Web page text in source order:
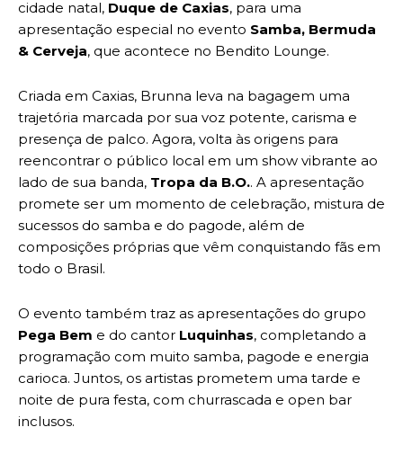
cidade natal, Duque de Caxias, para uma
apresentação especial no evento Samba, Bermuda
& Cerveja, que acontece no Bendito Lounge.
Criada em Caxias, Brunna leva na bagagem uma
trajetória marcada por sua voz potente, carisma e
presença de palco. Agora, volta às origens para
reencontrar o público local em um show vibrante ao
lado de sua banda, Tropa da B.O.. A apresentação
promete ser um momento de celebração, mistura de
sucessos do samba e do pagode, além de
composições próprias que vêm conquistando fãs em
todo o Brasil.
O evento também traz as apresentações do grupo
Pega Bem e do cantor Luquinhas, completando a
programação com muito samba, pagode e energia
carioca. Juntos, os artistas prometem uma tarde e
noite de pura festa, com churrascada e open bar
inclusos.